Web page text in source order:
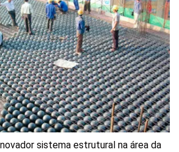
sistema estrutural na área da